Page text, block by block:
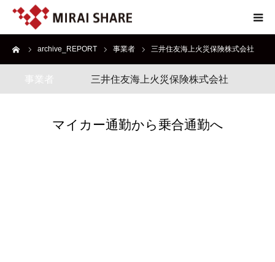
archive_REPORT 事業者 三井住友海上火災保険株式会社
事業者 三井住友海上火災保険株式会社
マイカー通勤から乗合通勤へ
NEWS
TECHNOLOGY
SERVICE